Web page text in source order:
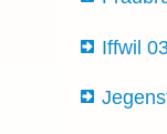
Iffwil